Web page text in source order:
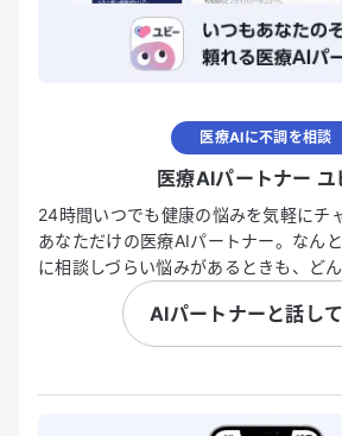
医療AIに不調を相談
医療AIパートナー ユ
24時間いつでも健康の悩みを気軽にチ
あなただけの医療AIパートナー。なん
に相談しづらい悩みがあるときも、ど
AIパートナーと話し